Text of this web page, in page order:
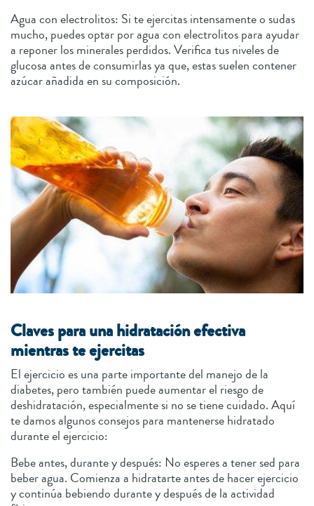
Agua con electrolitos: Si te ejercitas intensamente o sudas
mucho, puedes optar por agua con electrolitos para ayudar
a reponer los minerales perdidos. Verifica tus niveles de
glucosa antes de consumirlas ya que, estas suelen contener
azúcar añadida en su composición.
Claves para una hidratación efectiva
mientras te ejercitas
El ejercicio es una parte importante del manejo de la
diabetes, pero también puede aumentar el riesgo de
deshidratación, especialmente si no se tiene cuidado. Aquí
te damos algunos consejos para mantenerse hidratado
durante el ejercicio:
Bebe antes, durante y después: No esperes a tener sed para
beber agua. Comienza a hidratarte antes de hacer ejercicio
y continúa bebiendo durante y después de la actividad